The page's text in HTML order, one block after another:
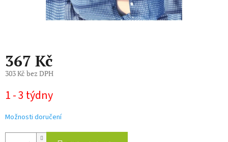
367 Kč
303 Kč bez DPH
cena:
1 - 3 týdny
Možnosti doručení